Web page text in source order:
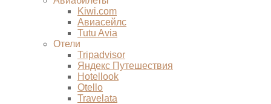
Kiwi.com
Авиасейлс
Tutu Avia
Отели
Tripadvisor
Яндекс Путешествия
Hotellook
Otello
Travelata